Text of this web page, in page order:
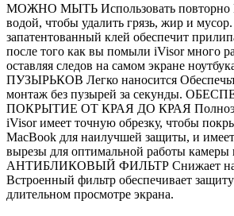
МОЖНО МЫТЬ Использовать повторно
водой, чтобы удалить грязь, жир и
запатентованный клей обеспечит
после того как вы помыли iVisor много
оставляя следов на самом экране
ПУЗЫРЬКОВ Легко наносится
монтаж без пузырей за секунды.
ПОКРЫТИЕ ОТ КРАЯ ДО КРАЯ
iVisor имеет точную обрезку, чтобы
MacBook для наилучшей защиты, и
вырезы для оптимальной работы камеры
АНТИБЛИКОВЫЙ ФИЛЬТР Снижает
Встроенный фильтр обеспечивает
длительном просмотре экрана.